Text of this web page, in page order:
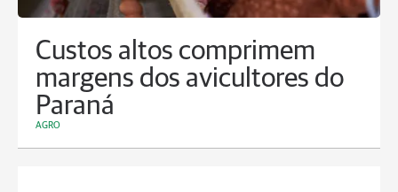
Custos altos comprimem
margens dos avicultores do
Paraná
AGRO